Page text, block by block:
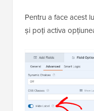
Pentru a face acest
și poți activa